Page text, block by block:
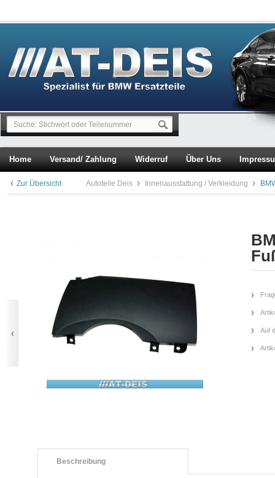
Home Versand/ Zahlung Widerruf Über Uns
Zur Übersicht Autoteile Deis Innenausstattung / Verkleidung
Auf
Beschreibung